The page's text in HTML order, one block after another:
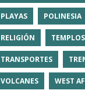
PLAYAS POLINESIA
RELIGIÓN TEMPLOS
TRANSPORTES
VOLCANES WEST